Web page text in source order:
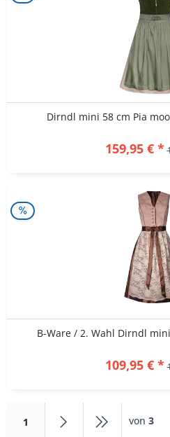
Dirndl mini 58 cm Pia
159,95 € *
B-Ware / 2. Wahl Dirndl
109,95 € *
1 von 3